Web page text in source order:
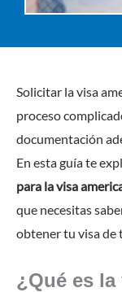
Solicitar la visa
proceso
documentación
En esta guía te
para la visa
que necesitas
obtener tu visa de
¿Qué es